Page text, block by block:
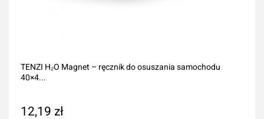
TENZI H₂O Magnet – ręcznik do osuszania samochodu
40×4...
12,19 zł